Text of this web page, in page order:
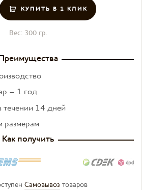
КУПИТЬ В 1 КЛИК
Вес: 300 гр.
– 1 год
течении 14 дней
Как получить
Самовывоз товаров